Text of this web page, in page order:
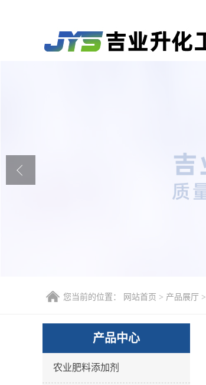
公司首页
联系方式
您当前的位置： 网站首页 > 产品展厅 >
产品中心
农业肥料添加剂